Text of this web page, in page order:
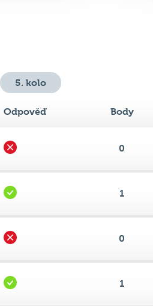
5. kolo
Odpověď Body
0
1
0
1